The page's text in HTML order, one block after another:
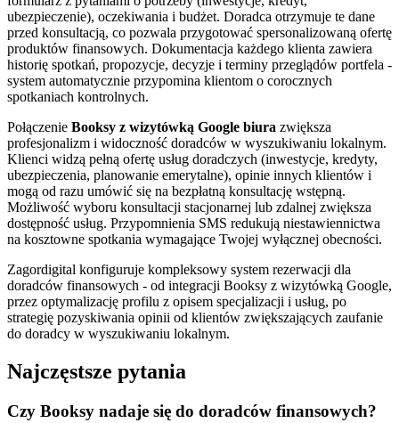
ubezpieczenie), oczekiwania i budżet. Doradca otrzymuje te dane
przed konsultacją, co pozwala przygotować spersonalizowaną ofertę
produktów finansowych. Dokumentacja każdego klienta zawiera
historię spotkań, propozycje, decyzje i terminy przeglądów portfela -
system automatycznie przypomina klientom o corocznych
spotkaniach kontrolnych.
Połączenie Booksy z wizytówką Google biura zwiększa
profesjonalizm i widoczność doradców w wyszukiwaniu lokalnym.
Klienci widzą pełną ofertę usług doradczych (inwestycje, kredyty,
ubezpieczenia, planowanie emerytalne), opinie innych klientów i
mogą od razu umówić się na bezpłatną konsultację wstępną.
Możliwość wyboru konsultacji stacjonarnej lub zdalnej zwiększa
dostępność usług. Przypomnienia SMS redukują niestawiennictwa
na kosztowne spotkania wymagające Twojej wyłącznej obecności.
Zagordigital konfiguruje kompleksowy system rezerwacji dla
doradców finansowych - od integracji Booksy z wizytówką Google,
przez optymalizację profilu z opisem specjalizacji i usług, po
strategię pozyskiwania opinii od klientów zwiększających zaufanie
do doradcy w wyszukiwaniu lokalnym.
Najczęstsze pytania
Czy Booksy nadaje się do doradców finansowych?